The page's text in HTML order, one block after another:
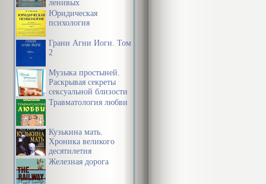
ленивых
Юридическая
психология
Грани Агни Йоги. Том
2
Музыка простыней.
Раскрывая секреты
сексуальной близости
в браке
Травматология любви
Кузькина мать.
Хроника великого
десятилетия
Железная дорога